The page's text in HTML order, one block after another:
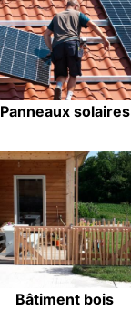
Panneaux solaires
Bâtiment bois